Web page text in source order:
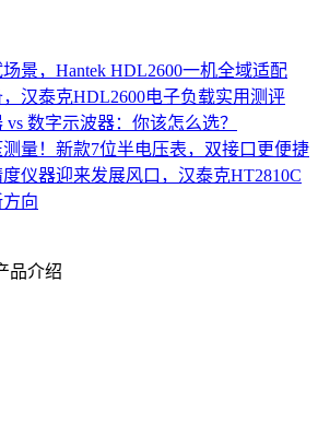
景，Hantek HDL2600一机全域适配
汉泰克HDL2600电子负载实用测评
数字示波器：你该怎么选？
量！新款7位半电压表，双接口更便捷
仪器迎来发展风口，汉泰克HT2810C
向
品介绍